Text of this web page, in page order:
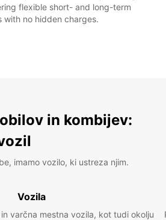
flexible short- and long-term
with no hidden charges.
in kombijev:
imamo vozilo, ki ustreza njim.
Vozila
varčna mestna vozila, kot tudi okolju